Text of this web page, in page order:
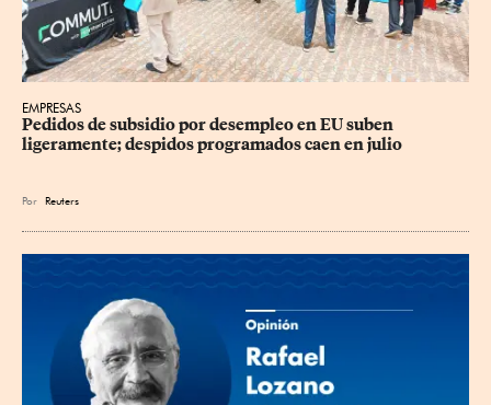
EMPRESAS
Pedidos de subsidio por desempleo en EU suben
ligeramente; despidos programados caen en julio
Por Reuters